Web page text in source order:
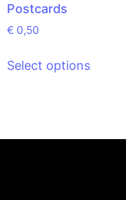
Postcards
€ 0,50
Select options